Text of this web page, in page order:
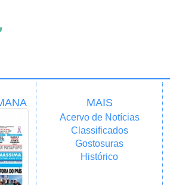
MAIS
Acervo de Notícias
Classificados
Gostosuras
Histórico